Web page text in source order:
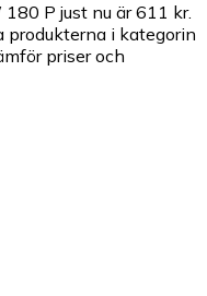
P just nu är 611 kr.
produkterna i kategorin
priser och